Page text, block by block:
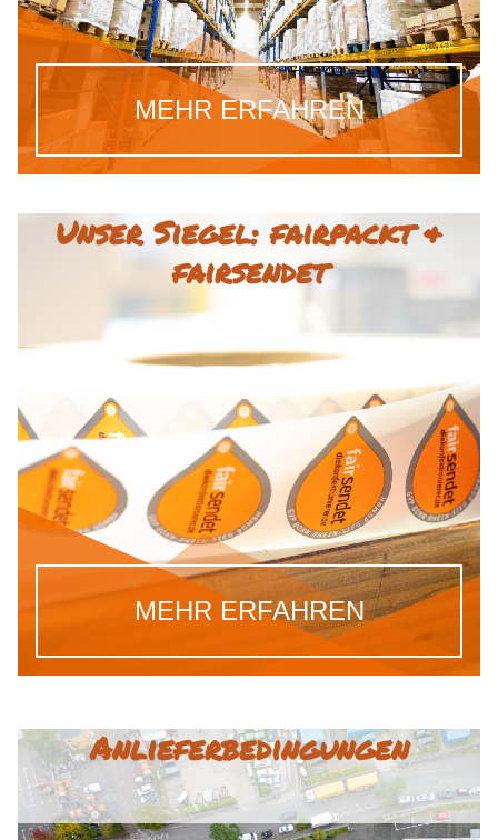
MEHR ERFAHREN
Unser Siegel: fairpackt &
fairsendet
MEHR ERFAHREN
Anlieferbedingungen